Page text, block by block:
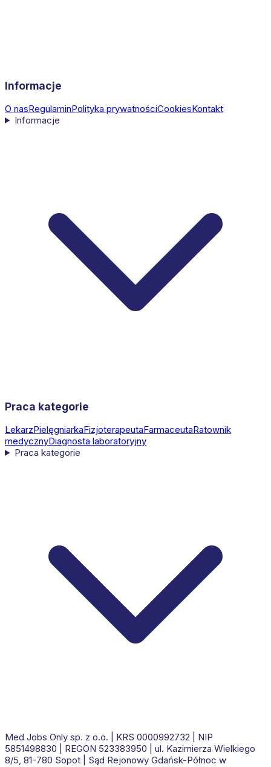
Informacje
O nasRegulaminPolityka prywatnościCookiesKontakt
Informacje
Praca kategorie
LekarzPielęgniarkaFizjoterapeutaFarmaceutaRatownik
medycznyDiagnosta laboratoryjny
Praca kategorie
Med Jobs Only sp. z o.o. | KRS 0000992732 | NIP
5851498830 | REGON 523383950
ul. Kazimierza Wielkiego
8/5, 81-780 Sopot
Sąd Rejonowy Gdańsk-Północ w